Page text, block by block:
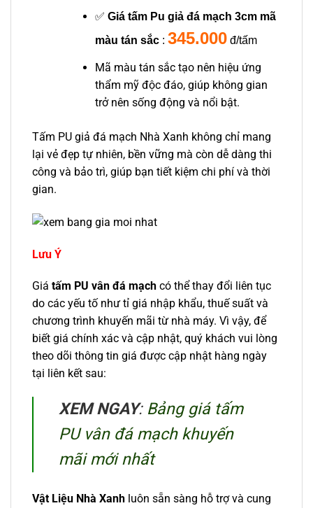
✅ Giá tấm Pu giả đá mạch 3cm mã
màu tán sắc: 345.000đ/tấm
Mã màu tán sắc tạo nên hiệu ứng
thẩm mỹ độc đáo, giúp không gian
trở nên sống động và nổi bật.
Tấm PU giả đá mạch Nhà Xanh không chỉ mang
lại vẻ đẹp tự nhiên, bền vững mà còn dễ dàng thi
công và bảo trì, giúp bạn tiết kiệm chi phí và thời
gian.
Lưu Ý
Giá tấm PU vân đá mạch có thể thay đổi liên tục
do các yếu tố như tỉ giá nhập khẩu, thuế suất và
chương trình khuyến mãi từ nhà máy. Vì vậy, để
biết giá chính xác và cập nhật, quý khách vui lòng
theo dõi thông tin giá được cập nhật hàng ngày
tại liên kết sau:
XEM NGAY: Bảng giá tấm
PU vân đá mạch khuyến
mãi mới nhất
Vật Liệu Nhà Xanh luôn sẵn sàng hỗ trợ và cung